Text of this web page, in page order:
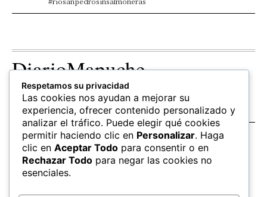
DiarioMapuche
TERRITORIO CULTURA
Patrimonio
OPINION
Columnistas
SALUD
hierbas
EDUCACIÓN
Mapudungun
Estudiantes
FOLLOW US
Respetamos su privacidad
Las cookies nos ayudan a mejorar su
experiencia, ofrecer contenido personalizado y
analizar el tráfico. Puede elegir qué cookies
permitir haciendo clic en Personalizar. Haga
clic en Aceptar Todo para consentir o en
Rechazar Todo para negar las cookies no
esenciales.